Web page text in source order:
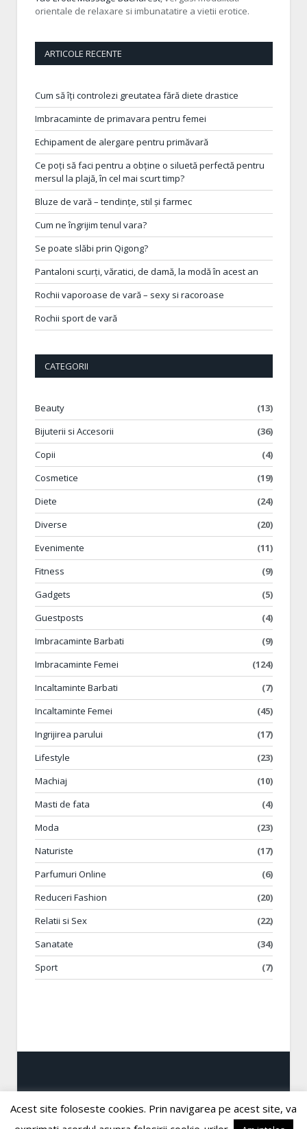
orientale de relaxare si imbunatatire a vietii erotice.
ARTICOLE RECENTE
Cum să îți controlezi greutatea fără diete drastice
Imbracaminte de primavara pentru femei
Echipament de alergare pentru primăvară
Ce poți să faci pentru a obține o siluetă perfectă pentru
mersul la plajă, în cel mai scurt timp?
Bluze de vară – tendințe, stil și farmec
Cum ne îngrijim tenul vara?
Se poate slăbi prin Qigong?
Pantaloni scurți, văratici, de damă, la modă în acest an
Rochii vaporoase de vară – sexy si racoroase
Rochii sport de vară
CATEGORII
Beauty
(13)
Bijuterii si Accesorii
(36)
Copii
(4)
Cosmetice
(19)
Diete
(24)
Diverse
(20)
Evenimente
(11)
Fitness
(9)
Gadgets
(5)
Guestposts
(4)
Imbracaminte Barbati
(9)
Imbracaminte Femei
(124)
Incaltaminte Barbati
(7)
Incaltaminte Femei
(45)
Ingrijirea parului
(17)
Lifestyle
(23)
Machiaj
(10)
Masti de fata
(4)
Moda
(23)
Naturiste
(17)
Parfumuri Online
(6)
Reduceri Fashion
(20)
Relatii si Sex
(22)
Sanatate
(34)
Sport
(7)
Acest site foloseste cookies. Prin navigarea pe acest site, va